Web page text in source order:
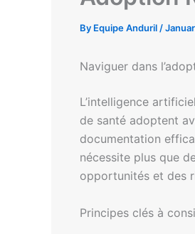
By Equipe Anduril /
Naviguer dans
L’intelligence
de santé adoptent
documentation
nécessite plus que
opportunités et des
Principes clés à